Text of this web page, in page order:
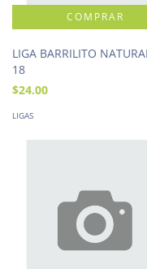
LIGA BARRILITO
18
$24.00
LIGAS